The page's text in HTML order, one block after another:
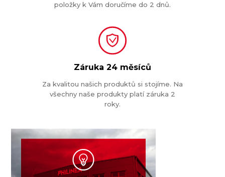
položky k Vám doručíme do 2 dnů.
Záruka 24 měsíců
Za kvalitou našich produktů si stojíme. Na
všechny naše produkty platí záruka 2
roky.